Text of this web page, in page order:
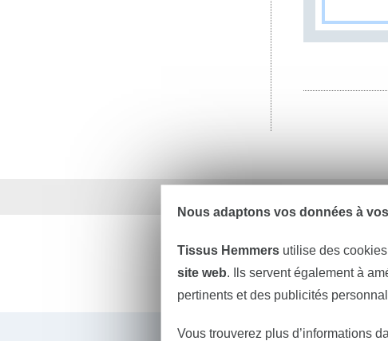
Nous adaptons vos données à
Tissus Hemmersutilise des cookies
site web. Ils servent également à
pertinents et des publicités
Vous trouverez plus d’informations